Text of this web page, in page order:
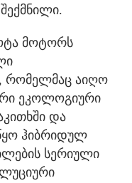
მოტორს
რომელმაც აიღო
ეკოლოგიური
და
ჰიბრიდულ
სერიული